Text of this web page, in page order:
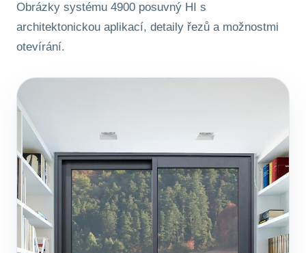
Obrázky systému 4900 posuvný HI s
architektonickou aplikací, detaily řezů a možnostmi
otevírání.